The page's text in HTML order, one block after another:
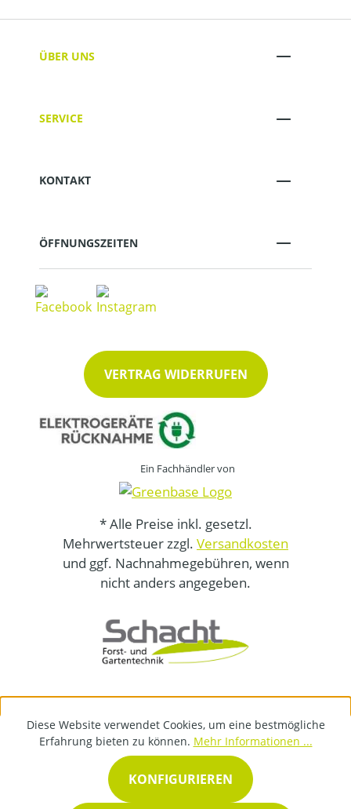
ÜBER UNS
SERVICE
KONTAKT
ÖFFNUNGSZEITEN
VERTRAG WIDERRUFEN
Ein Fachhändler von
* Alle Preise inkl. gesetzl.
Mehrwertsteuer zzgl. Versandkosten
und ggf. Nachnahmegebühren, wenn
nicht anders angegeben.
Diese Website verwendet Cookies, um eine bestmögliche
Erfahrung bieten zu können. Mehr Informationen ...
KONFIGURIEREN